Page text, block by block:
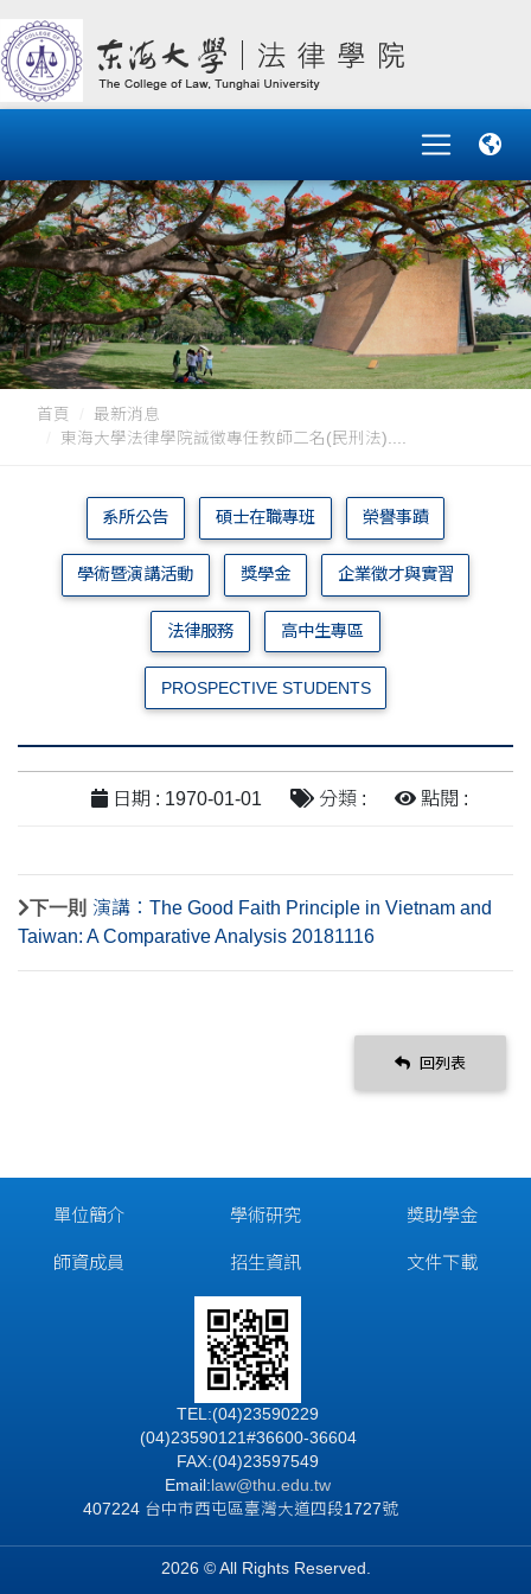
首頁
最新消息
東海大學法律學院誠徵專任教師二名(民刑法)....
系所公告 碩士在職專班 榮譽事蹟
學術暨演講活動 獎學金 企業徵才與實習
法律服務 高中生專區
PROSPECTIVE STUDENTS
日期 : 1970-01-01 分類 : 點閱 :
下一則 演講：The Good Faith Principle in Vietnam and
Taiwan: A Comparative Analysis 20181116
回列表
單位簡介
師資成員
學術研究
招生資訊
獎助學金
文件下載
TEL:(04)23590229
(04)23590121#36600-36604
FAX:(04)23597549
Email: law@thu.edu.tw
407224 台中市西屯區臺灣大道四段1727號
2026 © All Rights Reserved.